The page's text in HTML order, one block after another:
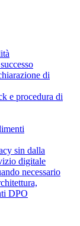
di
e procedura di
sin dalla
digitale
necessario
DPO